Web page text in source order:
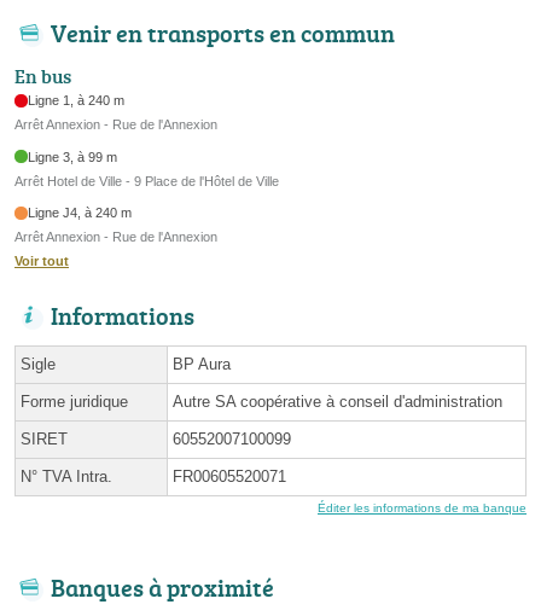
Venir en transports en commun
En bus
Ligne 1, à 240 m
Arrêt Annexion - Rue de l'Annexion
Ligne 3, à 99 m
Arrêt Hotel de Ville - 9 Place de l'Hôtel de Ville
Ligne J4, à 240 m
Arrêt Annexion - Rue de l'Annexion
Voir tout
Informations
Sigle BP Aura
Forme juridique Autre SA coopérative à conseil d'administration
SIRET 60552007100099
N° TVA Intra. FR00605520071
Éditer les informations de ma banque
Banques à proximité